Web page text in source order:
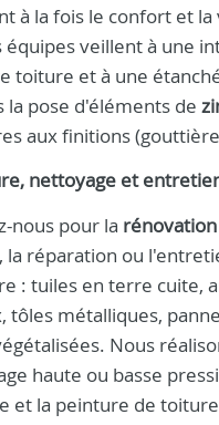
à la fois le confort et
équipes veillent à une
toiture et à une
la pose d'éléments de
aux finitions
nettoyage et
nous pour la
la réparation ou
: tuiles en terre cuite,
tôles métalliques,
Nous
haute ou basse
et la peinture de